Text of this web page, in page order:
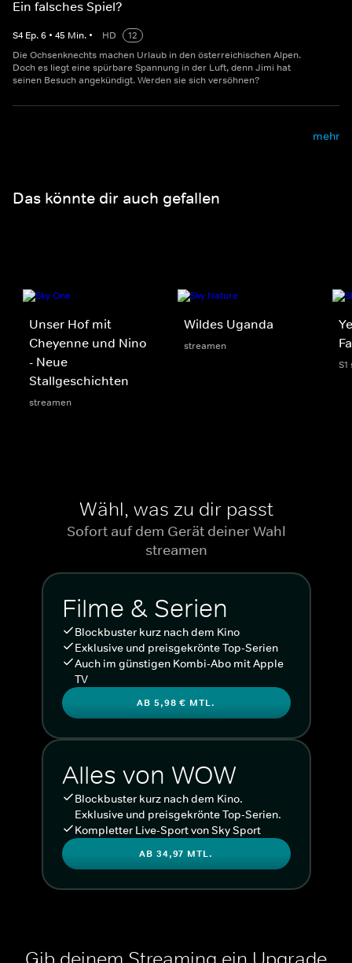
Ein falsches Spiel?
S4 Ep.6 • 45 Min. • HD
12
Die Ochsenknechts machen Urlaub in den österreichischen Alpen.
Doch es liegt eine spürbare Spannung in der Luft, denn Jimi hat
seinen Besuch angekündigt. Werden sie sich versöhnen?
mehr
Das könnte dir auch gefallen
Unser Hof mit
Cheyenne und Nino
- Neue
Stallgeschichten
streamen
Wildes Uganda
streamen
Wähl, was zu dir passt
Sofort auf dem Gerät deiner Wahl
streamen
Filme & Serien
Blockbuster kurz nach dem Kino
Exklusive und preisgekrönte Top-Serien
Auch im günstigen Kombi-Abo mit Apple
TV
AB 5,98 € MTL.
Alles von WOW
Blockbuster kurz nach dem Kino.
Exklusive und preisgekrönte Top-Serien.
Kompletter Live-Sport von Sky Sport
AB 34,97 MTL.
Gib deinem Streaming ein Upgrade